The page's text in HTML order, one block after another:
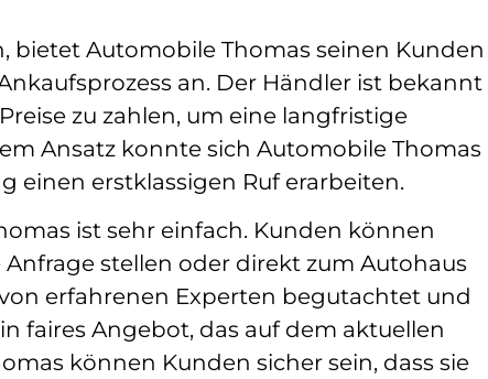
bietet Automobile Thomas seinen Kunden
an. Der Händler ist bekannt
zu zahlen, um eine langfristige
Ansatz konnte sich Automobile Thomas
einen erstklassigen Ruf erarbeiten.
ist sehr einfach. Kunden können
stellen oder direkt zum Autohaus
erfahrenen Experten begutachtet und
faires Angebot, das auf dem aktuellen
können Kunden sicher sein, dass sie